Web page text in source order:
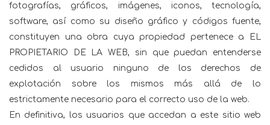
fotografías, gráficos, imágenes, iconos, tecnología,
software, así como su diseño gráfico y códigos fuente,
constituyen una obra cuya propiedad pertenece a EL
PROPIETARIO DE LA WEB, sin que puedan entenderse
cedidos al usuario ninguno de los derechos de
explotación sobre los mismos más allá de lo
estrictamente necesario para el correcto uso de la web.
En definitiva, los usuarios que accedan a este sitio web